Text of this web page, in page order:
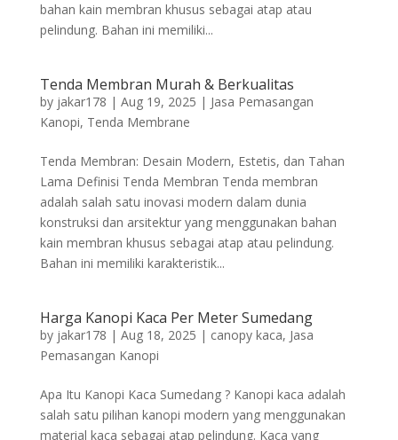
bahan kain membran khusus sebagai atap atau
pelindung. Bahan ini memiliki...
Tenda Membran Murah & Berkualitas
by jakar178 | Aug 19, 2025 | Jasa Pemasangan
Kanopi, Tenda Membrane
Tenda Membran: Desain Modern, Estetis, dan Tahan
Lama Definisi Tenda Membran Tenda membran
adalah salah satu inovasi modern dalam dunia
konstruksi dan arsitektur yang menggunakan bahan
kain membran khusus sebagai atap atau pelindung.
Bahan ini memiliki karakteristik...
Harga Kanopi Kaca Per Meter Sumedang
by jakar178 | Aug 18, 2025 | canopy kaca, Jasa
Pemasangan Kanopi
Apa Itu Kanopi Kaca Sumedang ? Kanopi kaca adalah
salah satu pilihan kanopi modern yang menggunakan
material kaca sebagai atap pelindung. Kaca yang